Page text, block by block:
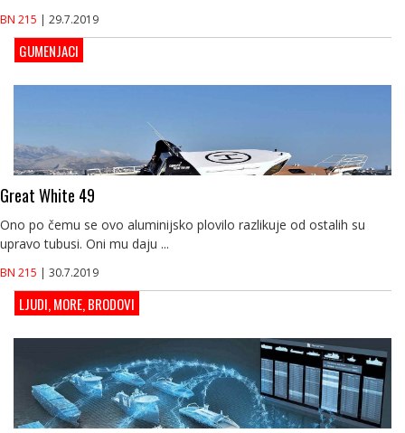
BN 215 | 29.7.2019
GUMENJACI
Great White 49
Ono po čemu se ovo aluminijsko plovilo razlikuje od ostalih su
upravo tubusi. Oni mu daju ...
BN 215 | 30.7.2019
LJUDI, MORE, BRODOVI